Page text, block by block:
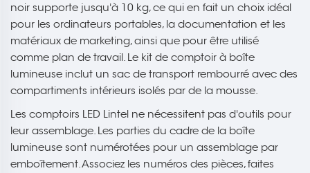
noir supporte jusqu'à 10 kg, ce qui en fait un choix idéal
pour les ordinateurs portables, la documentation et les
matériaux de marketing, ainsi que pour être utilisé
comme plan de travail. Le kit de comptoir à boîte
lumineuse inclut un sac de transport rembourré avec des
compartiments intérieurs isolés par de la mousse.
Les comptoirs LED Lintel ne nécessitent pas d'outils pour
leur assemblage. Les parties du cadre de la boîte
lumineuse sont numérotées pour un assemblage par
emboîtement. Associez les numéros des pièces, faites